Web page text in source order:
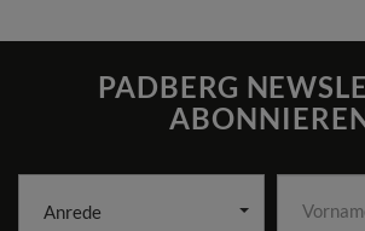
PADBERG
Anrede